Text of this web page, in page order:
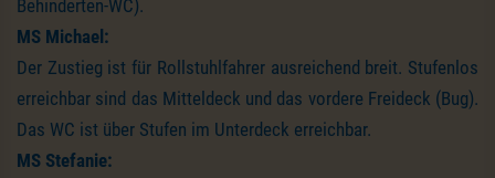
Behinderten-WC).
MS Michael:
Der Zustieg ist für Rollstuhlfahrer ausreichend breit. Stufenlos
erreichbar sind das Mitteldeck und das vordere Freideck (Bug).
Das WC ist über Stufen im Unterdeck erreichbar.
MS Stefanie: